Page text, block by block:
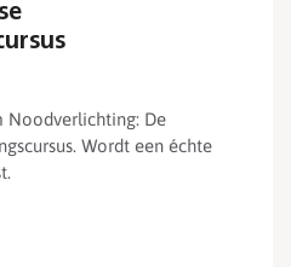
Noodverlichting: De
Wordt een échte